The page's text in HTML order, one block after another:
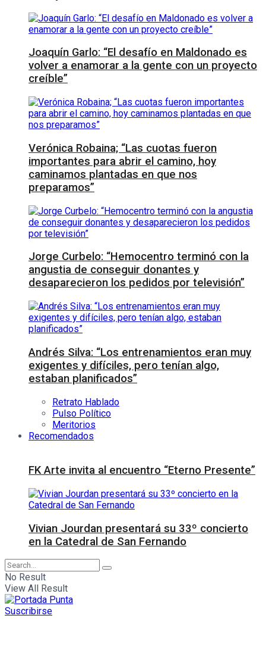
Joaquín Garlo: “El desafío en Maldonado es
volver a enamorar a la gente con un proyecto
creíble”
Verónica Robaina; “Las cuotas fueron
importantes para abrir el camino, hoy
caminamos plantadas en que nos
preparamos”
Jorge Curbelo: “Hemocentro terminó con la
angustia de conseguir donantes y
desaparecieron los pedidos por televisión”
Andrés Silva: “Los entrenamientos eran muy
exigentes y difíciles, pero tenían algo,
estaban planificados”
Retrato Hablado
Pulso Político
Meritorios
Recomendados
FK Arte invita al encuentro “Eterno Presente”
Vivian Jourdan presentará su 33º concierto
en la Catedral de San Fernando
No Result
View All Result
Suscribirse